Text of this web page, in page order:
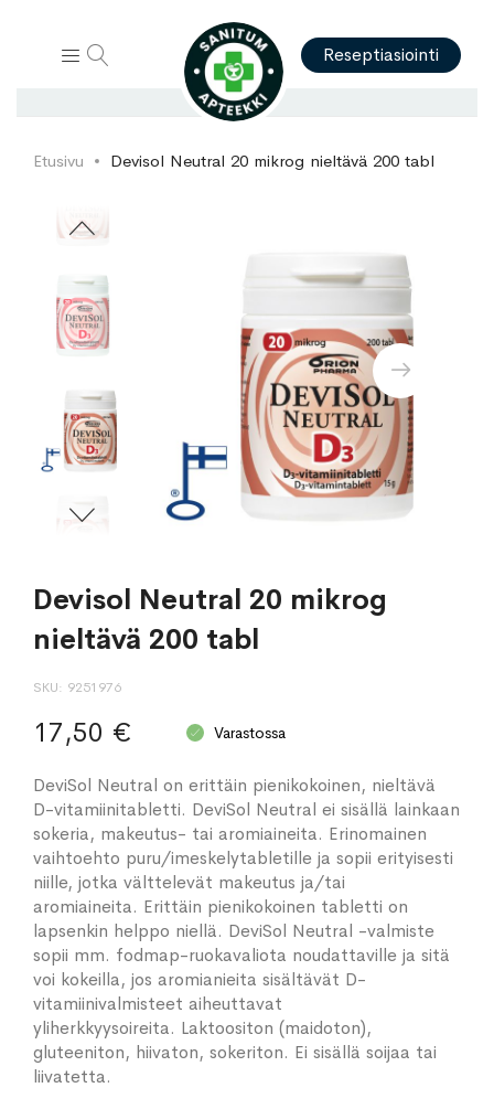
Reseptiasiointi
Etusivu Devisol Neutral 20 mikrog nieltävä 200 tabl
the
beginning
the
Devisol Neutral 20 mikrog
nieltävä 200 tabl
SKU 9251976
17,50 € Varastossa
DeviSol Neutral on erittäin pienikokoinen, nieltävä
D-vitamiinitabletti. DeviSol Neutral ei sisällä lainkaan
sokeria, makeutus- tai aromiaineita. Erinomainen
vaihtoehto puru/imeskelytabletille ja sopii erityisesti
niille, jotka välttelevät makeutus ja/tai
aromiaineita. Erittäin pienikokoinen tabletti on
lapsenkin helppo niellä. DeviSol Neutral -valmiste
sopii mm. fodmap-ruokavaliota noudattaville ja sitä
voi kokeilla, jos aromianieita sisältävät D-
vitamiinivalmisteet aiheuttavat
yliherkkyysoireita. Laktoositon (maidoton),
gluteeniton, hiivaton, sokeriton. Ei sisällä soijaa tai
liivatetta.